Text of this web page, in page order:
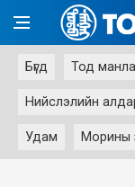
Бүгд Тод
Нийслэлийн
Удам Морины